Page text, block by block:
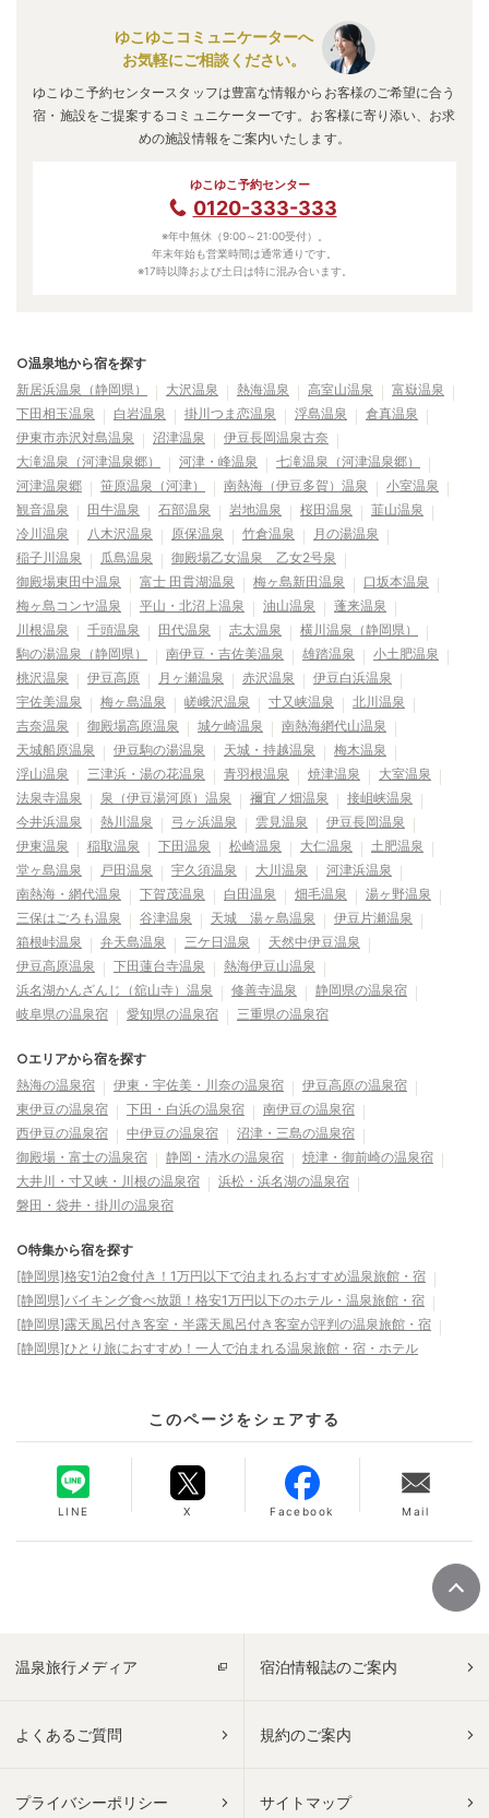
ゆこゆこコミュニケーターへ
お気軽にご相談ください。
ゆこゆこ予約センタースタッフは豊富な情報からお客様のご希望に合う
宿・施設をご提案するコミュニケーターです。お客様に寄り添い、お求
めの施設情報をご案内いたします。
ゆこゆこ予約センター
0120-333-333
※年中無休（9:00～21:00受付）。
年末年始も営業時間は通常通りです。
※17時以降および土日は特に混み合います。
○温泉地から宿を探す
新居浜温泉（静岡県）
大沢温泉 熱海温泉 高室山温泉
富嶽温泉
下田相玉温泉
白岩温泉 掛川つま恋温泉 浮島温泉
倉真温泉
伊東市赤沢対島温泉
沼津温泉
伊豆長岡温泉古奈
大滝温泉（河津温泉郷）
河津・峰温泉
七滝温泉（河津温泉郷）
河津温泉郷
笹原温泉（河津） 南熱海（伊豆多賀）温泉
小室温泉
観音温泉
田牛温泉 石部温泉 岩地温泉 桜田温泉
韮山温泉
冷川温泉
八木沢温泉 原保温泉 竹倉温泉
月の湯温泉
稲子川温泉
瓜島温泉
御殿場乙女温泉 乙女2号泉
御殿場東田中温泉
富士 田貫湖温泉 梅ヶ島新田温泉
口坂本温泉
梅ヶ島コンヤ温泉
平山・北沼上温泉 油山温泉
蓬来温泉
川根温泉
千頭温泉 田代温泉 志太温泉
横川温泉（静岡県）
駒の湯温泉（静岡県）
南伊豆・吉佐美温泉 雄踏温泉
小土肥温泉
桃沢温泉
伊豆高原 月ヶ瀬温泉 赤沢温泉
伊豆白浜温泉
宇佐美温泉
梅ヶ島温泉 嵯峨沢温泉 寸又峡温泉
北川温泉
吉奈温泉
御殿場高原温泉 城ケ崎温泉
南熱海網代山温泉
天城船原温泉
伊豆駒の湯温泉 天城・持越温泉
梅木温泉
浮山温泉
三津浜・湯の花温泉 青羽根温泉 焼津温泉
大室温泉
法泉寺温泉
泉（伊豆湯河原）温泉 禰宜ノ畑温泉
接岨峡温泉
今井浜温泉
熱川温泉 弓ヶ浜温泉 雲見温泉
伊豆長岡温泉
伊東温泉
稲取温泉 下田温泉 松崎温泉 大仁温泉
土肥温泉
堂ヶ島温泉
戸田温泉 宇久須温泉 大川温泉
河津浜温泉
南熱海・網代温泉
下賀茂温泉 白田温泉 畑毛温泉
湯ヶ野温泉
三保はごろも温泉
谷津温泉 天城 湯ヶ島温泉
伊豆片瀬温泉
箱根峠温泉
弁天島温泉 三ケ日温泉
天然中伊豆温泉
伊豆高原温泉
下田蓮台寺温泉
熱海伊豆山温泉
浜名湖かんざんじ（舘山寺）温泉
修善寺温泉
静岡県の温泉宿
岐阜県の温泉宿
愛知県の温泉宿 三重県の温泉宿
○エリアから宿を探す
熱海の温泉宿
伊東・宇佐美・川奈の温泉宿
伊豆高原の温泉宿
東伊豆の温泉宿
下田・白浜の温泉宿
南伊豆の温泉宿
西伊豆の温泉宿
中伊豆の温泉宿
沼津・三島の温泉宿
御殿場・富士の温泉宿
静岡・清水の温泉宿
焼津・御前崎の温泉宿
大井川・寸又峡・川根の温泉宿
浜松・浜名湖の温泉宿
磐田・袋井・掛川の温泉宿
○特集から宿を探す
[静岡県]格安1泊2食付き！1万円以下で泊まれるおすすめ温泉旅館・宿
[静岡県]バイキング食べ放題！格安1万円以下のホテル・温泉旅館・宿
[静岡県]露天風呂付き客室・半露天風呂付き客室が評判の温泉旅館・宿
[静岡県]ひとり旅におすすめ！一人で泊まれる温泉旅館・宿・ホテル
このページをシェアする
LINE X Facebook Mail
温泉旅行メディア 宿泊情報誌のご案内
よくあるご質問 規約のご案内
プライバシーポリシー サイトマップ